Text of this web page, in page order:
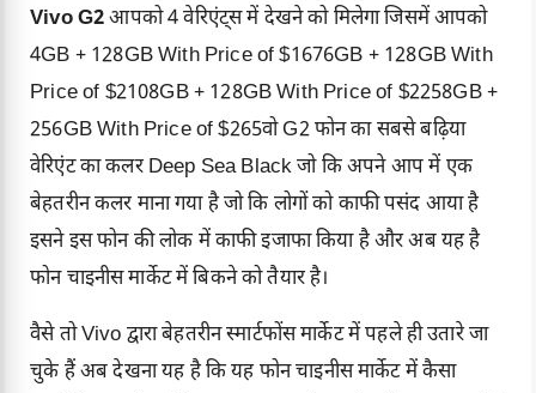
Vivo G2आपको 4 वेरिएंट्स में देखने को मिलेगा जिसमें आपको
4GB + 128GB With Price of $1676GB + 128GB With
Price of $2108GB + 128GB With Price of $2258GB +
256GB With Price of $265वो G2 फोन का सबसे बढ़िया
वेरिएंट का कलर Deep Sea Black जो कि अपने आप में एक
बेहतरीन कलर माना गया है जो कि लोगों को काफी पसंद आया है
इसने इस फोन की लोक में काफी इजाफा किया है और अब यह है
फोन चाइनीस मार्केट में बिकने को तैयार है।
वैसे तो Vivo द्वारा बेहतरीन स्मार्टफोंस मार्केट में पहले ही उतारे जा
चुके हैं अब देखना यह है कि यह फोन चाइनीस मार्केट में कैसा